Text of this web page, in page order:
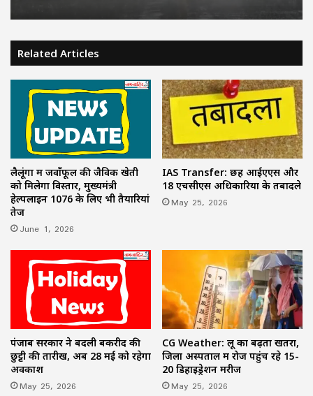
Related Articles
लैलूंगा में जवाँफूल की जैविक खेती
को मिलेगा विस्तार, मुख्यमंत्री
हेल्पलाइन 1076 के लिए भी तैयारियां
तेज
June 1, 2026
IAS Transfer: छह आईएएस और
18 एचसीएस अधिकारियों के तबादले
May 25, 2026
पंजाब सरकार ने बदली बकरीद की
छुट्टी की तारीख, अब 28 मई को रहेगा
अवकाश
May 25, 2026
CG Weather: लू का बढ़ता खतरा,
जिला अस्पताल में रोज पहुंच रहे 15-
20 डिहाइड्रेशन मरीज
May 25, 2026